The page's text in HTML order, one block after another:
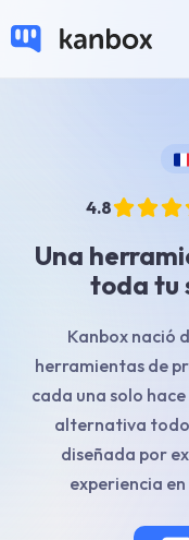
4.8
Una
toda tu
Kanbox nació
herramientas de
cada una solo
alternativa
diseñada por
experiencia